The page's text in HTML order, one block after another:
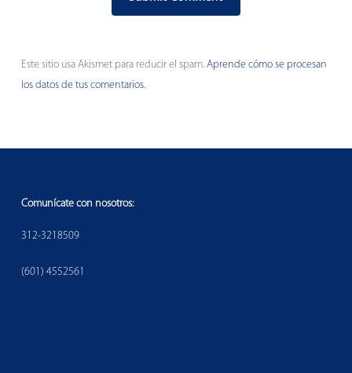
Este sitio usa Akismet para reducir el spam. Aprende cómo se procesan
los datos de tus comentarios.
Comunícate con nosotros:
312-3218509
(601) 4552561